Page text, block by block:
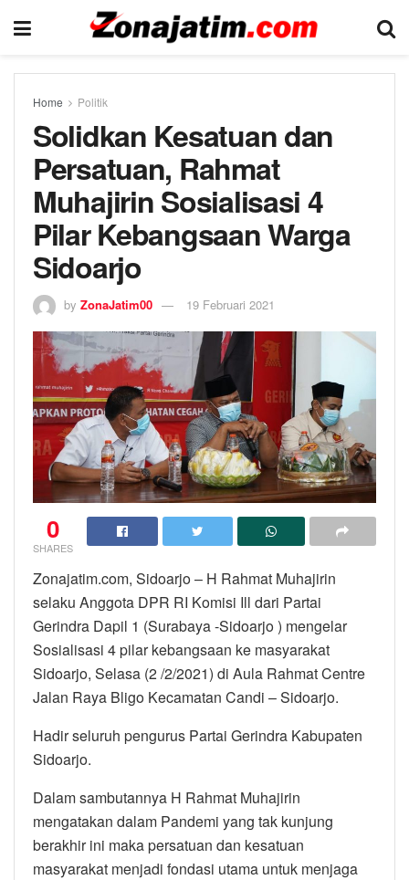
Home Politik
Solidkan Kesatuan dan
Persatuan, Rahmat
Muhajirin Sosialisasi 4
Pilar Kebangsaan Warga
Sidoarjo
by ZonaJatim00 19 Februari 2021
0
SHARES
Zonajatim.com, Sidoarjo – H Rahmat Muhajirin
selaku Anggota DPR RI Komisi Ill dari Partai
Gerindra Dapil 1 (Surabaya -Sidoarjo ) mengelar
Sosialisasi 4 pilar kebangsaan ke masyarakat
Sidoarjo, Selasa (2 /2/2021) di Aula Rahmat Centre
Jalan Raya Bligo Kecamatan Candi – Sidoarjo.
Hadir seluruh pengurus Partai Gerindra Kabupaten
Sidoarjo.
Dalam sambutannya H Rahmat Muhajirin
mengatakan dalam Pandemi yang tak kunjung
berakhir ini maka persatuan dan kesatuan
masyarakat menjadi fondasi utama untuk menjaga